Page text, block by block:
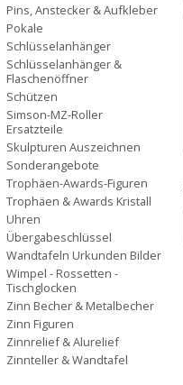
Pins, Anstecker & Aufkleber
Pokale
Schlüsselanhänger
Schlüsselanhänger &
Flaschenöffner
Schützen
Simson-MZ-Roller
Ersatzteile
Skulpturen Auszeichnen
Sonderangebote
Trophäen-Awards-Figuren
Trophäen & Awards Kristall
Uhren
Übergabeschlüssel
Wandtafeln Urkunden Bilder
Wimpel - Rossetten -
Tischglocken
Zinn Becher & Metalbecher
Zinn Figuren
Zinnrelief & Alurelief
Zinnteller & Wandtafel